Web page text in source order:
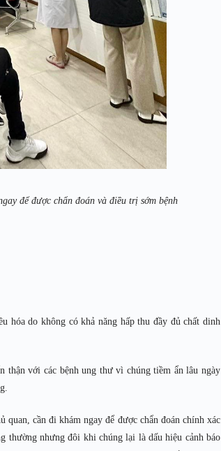
để được chẩn đoán và điều trị sớm bệnh
hóa do không có khả năng hấp thu đầy đủ chất dinh
thận với các bệnh ung thư vì chúng tiềm ẩn lâu ngày
cần đi khám ngay để được chẩn đoán chính xác
thường nhưng đôi khi chúng lại là dấu hiệu cảnh báo